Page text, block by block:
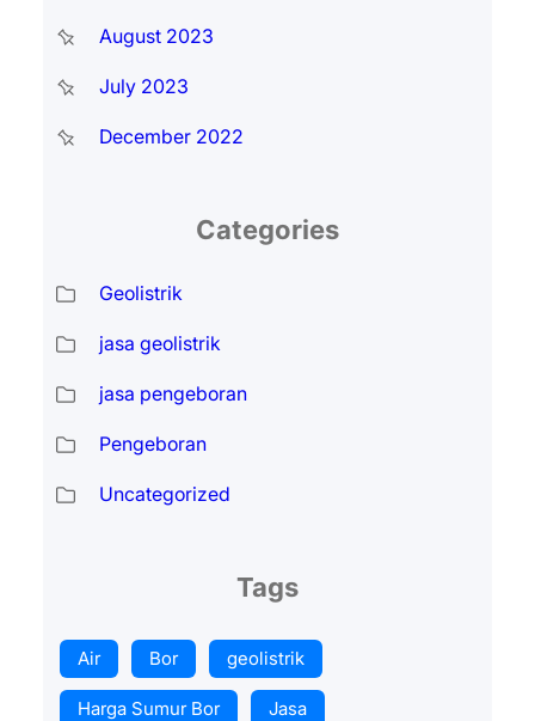
August 2023
July 2023
December 2022
Categories
Geolistrik
jasa geolistrik
jasa pengeboran
Pengeboran
Uncategorized
Tags
Air Bor geolistrik
Harga Sumur Bor Jasa